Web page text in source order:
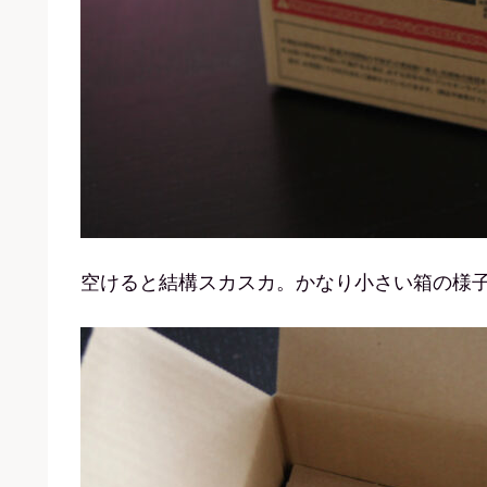
空けると結構スカスカ。かなり小さい箱の様